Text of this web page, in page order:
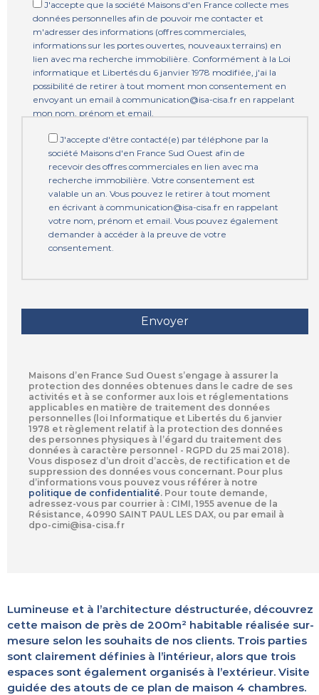
J'accepte que la société Maisons d'en France collecte mes
données personnelles afin de pouvoir me contacter et
m'adresser des informations (offres commerciales,
informations sur les portes ouvertes, nouveaux terrains) en
lien avec ma recherche immobilière. Conformément à la Loi
informatique et Libertés du 6 janvier 1978 modifiée, j'ai la
possibilité de retirer à tout moment mon consentement en
envoyant un email à communication@isa-cisa.fr en rappelant
mon nom, prénom et email.
J'accepte d'être contacté(e) par téléphone par la
société Maisons d'en France Sud Ouest afin de
recevoir des offres commerciales en lien avec ma
recherche immobilière. Votre consentement est
valable un an. Vous pouvez le retirer à tout moment
en écrivant à communication@isa-cisa.fr en rappelant
votre nom, prénom et email. Vous pouvez également
demander à accéder à la preuve de votre
consentement.
Maisons d’en France Sud Ouest s’engage à assurer la
protection des données obtenues dans le cadre de ses
activités et à se conformer aux lois et réglementations
applicables en matière de traitement des données
personnelles (loi Informatique et Libertés du 6 janvier
1978 et règlement relatif à la protection des données
des personnes physiques à l’égard du traitement des
données à caractère personnel - RGPD du 25 mai 2018).
Vous disposez d’un droit d’accès, de rectification et de
suppression des données vous concernant. Pour plus
d’informations vous pouvez vous référer à notre
politique de confidentialité. Pour toute demande,
adressez-vous par courrier à : CIMI, 1955 avenue de la
Résistance, 40990 SAINT PAUL LES DAX, ou par email à
dpo-cimi@isa-cisa.fr
Lumineuse et à l’architecture déstructurée, découvrez
cette maison de près de 200m² habitable réalisée sur-
mesure selon les souhaits de nos clients. Trois parties
sont clairement définies à l’intérieur, alors que trois
espaces sont également organisés à l’extérieur. Visite
guidée des atouts de ce plan de maison 4 chambres.